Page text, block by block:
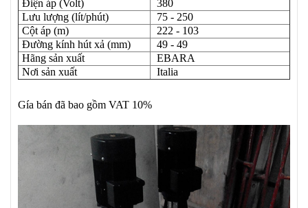
Điện áp (Volt)
380
Lưu lượng (lít/phút)
75 - 250
Cột áp (m)
222 - 103
Đường kính hút xả (mm)
49 - 49
Hãng sản xuất
EBARA
Nơi sản xuất
Italia
Gía bán đã bao gồm VAT 10%